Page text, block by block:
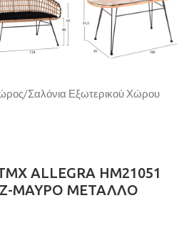
/Σαλόνια Εξωτερικού Χώρου
ALLEGRA HM21051
ΜΑΥΡΟ ΜΕΤΑΛΛΟ